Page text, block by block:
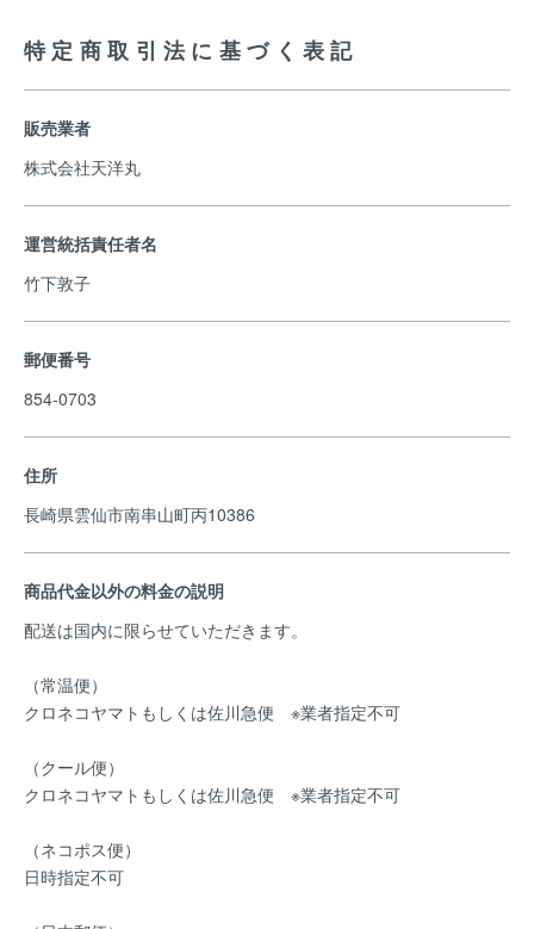
特定商取引法に基づく表記
販売業者
株式会社天洋丸
運営統括責任者名
竹下敦子
郵便番号
854-0703
住所
長崎県雲仙市南串山町丙10386
商品代金以外の料金の説明
配送は国内に限らせていただきます。
（常温便）
クロネコヤマトもしくは佐川急便 ※業者指定不可
（クール便）
クロネコヤマトもしくは佐川急便 ※業者指定不可
（ネコポス便）
日時指定不可